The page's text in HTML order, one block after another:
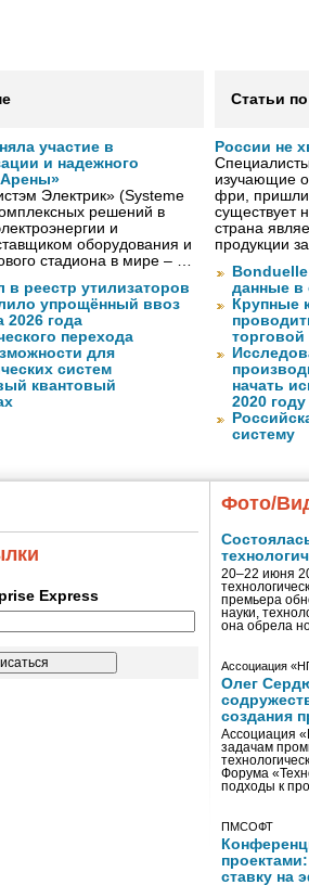
участие в
и надежного
Арены»
Электрик» (Systeme
решений в
и
оборудования и
стадиона в мире – …
реестр утилизаторов
упрощённый ввоз
2026 года
перехода
для
систем
квантовый
Статьи
России не
изучающие
фри, пришли
существует
страна
продукции
данные в
Крупные
начать
2020 году
систему
Express
Фото/
20–22 июня
премьера
науки,
она обрела
Ассоциация
Олег
создания
Ассоциация
задачам
Форума
подходы к
ПМСОФТ
ставку на